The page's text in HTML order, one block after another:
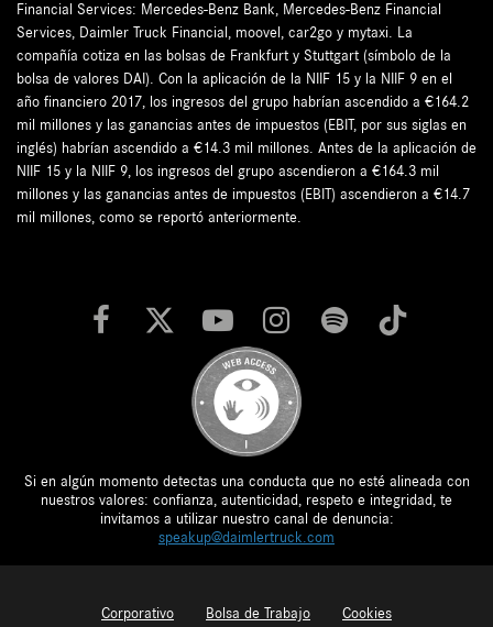
Financial Services: Mercedes-Benz Bank, Mercedes-Benz Financial
Services, Daimler Truck Financial, moovel, car2go y mytaxi. La
compañía cotiza en las bolsas de Frankfurt y Stuttgart (símbolo de la
bolsa de valores DAI). Con la aplicación de la NIIF 15 y la NIIF 9 en el
año financiero 2017, los ingresos del grupo habrían ascendido a €164.2
mil millones y las ganancias antes de impuestos (EBIT, por sus siglas en
inglés) habrían ascendido a €14.3 mil millones. Antes de la aplicación de
NIIF 15 y la NIIF 9, los ingresos del grupo ascendieron a €164.3 mil
millones y las ganancias antes de impuestos (EBIT) ascendieron a €14.7
mil millones, como se reportó anteriormente.
Si en algún momento detectas una conducta que no esté alineada con
nuestros valores: confianza, autenticidad, respeto e integridad, te
invitamos a utilizar nuestro canal de denuncia:
speakup@daimlertruck.com
Corporativo Bolsa de Trabajo Cookies